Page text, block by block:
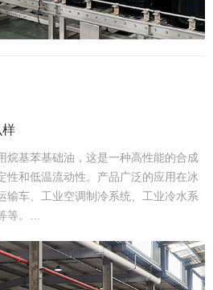
样
烷基苯基础油，这是一种高性能的合成
性和低温流动性。产品广泛的应用在冰
输车、工业空调制冷系统、工业冷水系
等。…